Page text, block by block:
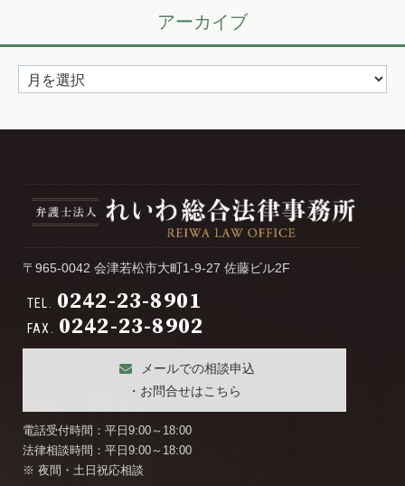
ー
アーカイブ
〒965-0042 会津若松市大町1-9-27 佐藤ビル2F
TEL. 0242-23-8901
FAX. 0242-23-8902
メールでの相談申込
・お問合せはこちら
電話受付時間：平日9:00～18:00
法律相談時間：平日9:00～18:00
※ 夜間・土日祝応相談